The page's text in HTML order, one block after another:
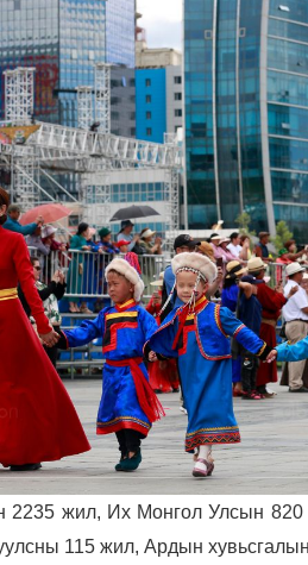
2235 жил, Их Монгол Улсын 820
115 жил, Ардын